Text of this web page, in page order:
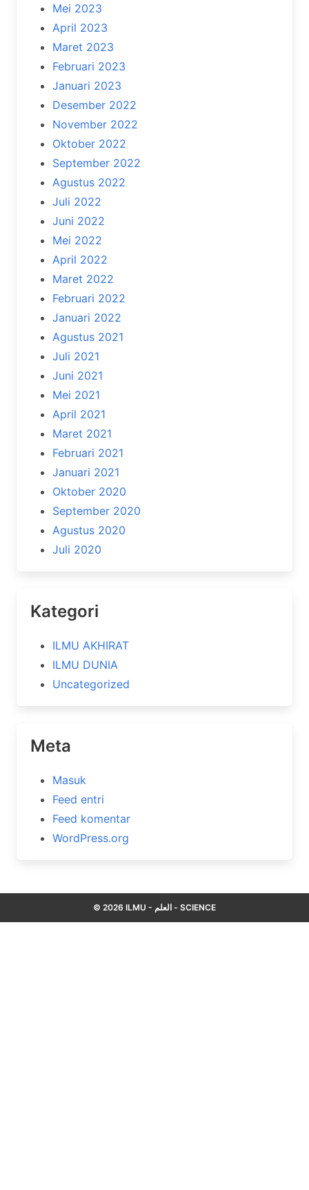
Mei 2023
April 2023
Maret 2023
Februari 2023
Januari 2023
Desember 2022
November 2022
Oktober 2022
September 2022
Agustus 2022
Juli 2022
Juni 2022
Mei 2022
April 2022
Maret 2022
Februari 2022
Januari 2022
Agustus 2021
Juli 2021
Juni 2021
Mei 2021
April 2021
Maret 2021
Februari 2021
Januari 2021
Oktober 2020
September 2020
Agustus 2020
Juli 2020
Kategori
ILMU AKHIRAT
ILMU DUNIA
Uncategorized
Meta
Masuk
Feed entri
Feed komentar
WordPress.org
© 2026 ILMU - العلم - SCIENCE